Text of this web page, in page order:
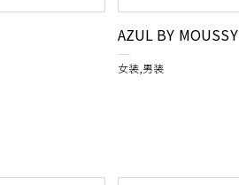
AZUL BY MOUSSY
女装,男装